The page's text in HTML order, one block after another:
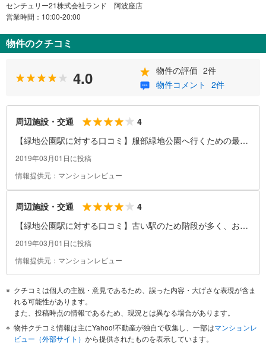
センチュリー21株式会社ランド 阿波座店
営業時間：10:00-20:00
物件のクチコミ
4.0 物件の評価 2件
物件コメント 2件
周辺施設・交通
4
【緑地公園駅に対する口コミ】服部緑地公園へ行くための最寄
りの駅です。駅ビルになっており、中には阪急オアシス（スー
緑地公園への道はゆるい坂道の遊歩道になっています。木々も
繁っていて歩くと気持ちいいです。
2019年03月01日に投稿
情報提供元：マンションレビュー
周辺施設・交通
4
【緑地公園駅に対する口コミ】古い駅のため階段が多く、お年
寄りや小さなお子さんを連れた方は移動が大変です。駅の隅に
場合は、結局また別の階段を降りることになるためご注意くだ
さい。
2019年03月01日に投稿
情報提供元：マンションレビュー
クチコミは個人の主観・意見であるため、誤った内容・大げさな表現が含ま
れる可能性があります。
また、投稿時点の情報であるため、現況とは異なる場合があります。
物件クチコミ情報は主にYahoo!不動産が独自で収集し、一部はマンションレ
ビュー（外部サイト） から提供されたものを表示しています。